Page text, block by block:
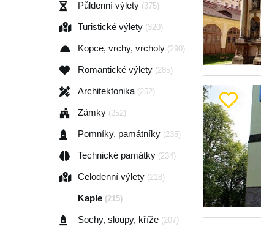
Půldenní výlety (375)
Turistické výlety (320)
Kopce, vrchy, vrcholy (290)
Romantické výlety (285)
Architektonika (252)
Zámky (252)
Pomníky, památníky (235)
Technické památky (234)
Celodenní výlety (218)
Kaple (215)
Sochy, sloupy, kříže (207)